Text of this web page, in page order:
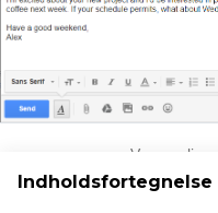
Vær venlig,
Indholdsfortegnelse